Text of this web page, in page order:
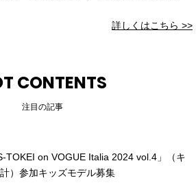
詳しくはこちら >>
CONTENTS
注目の記事
TOKEI on VOGUE Italia 2024 vol.4」（キ
）参加キッズモデル募集